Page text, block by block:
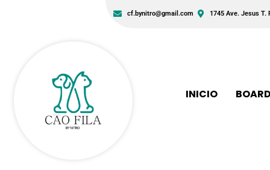
cf.bynitro@gmail.com 1745 Ave. Jesus T.
INICIO